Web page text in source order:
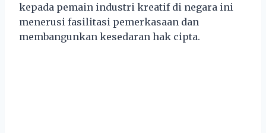
kepada pemain industri kreatif di negara ini
menerusi fasilitasi pemerkasaan dan
membangunkan kesedaran hak cipta.